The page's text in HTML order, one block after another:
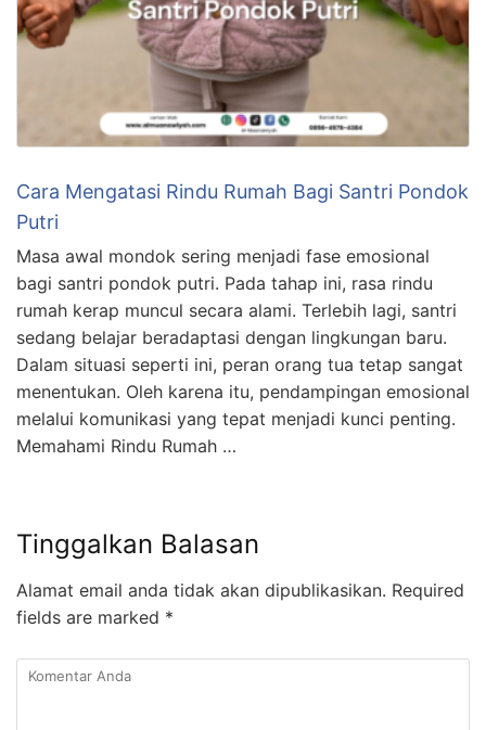
Cara Mengatasi Rindu Rumah Bagi Santri Pondok
Putri
Masa awal mondok sering menjadi fase emosional
bagi santri pondok putri. Pada tahap ini, rasa rindu
rumah kerap muncul secara alami. Terlebih lagi, santri
sedang belajar beradaptasi dengan lingkungan baru.
Dalam situasi seperti ini, peran orang tua tetap sangat
menentukan. Oleh karena itu, pendampingan emosional
melalui komunikasi yang tepat menjadi kunci penting.
Memahami Rindu Rumah …
Tinggalkan Balasan
Alamat email anda tidak akan dipublikasikan. Required
fields are marked *